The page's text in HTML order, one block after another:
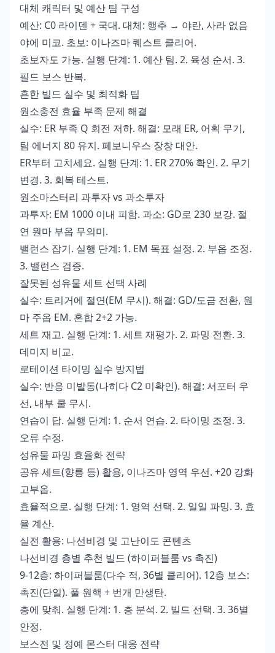
대체 캐릭터 및 예산 팀 구성
예산: C0 라이덴 + 국대. 대체: 행추 → 야란, 사라 없음
야에 미코. 초보: 이나즈마 퀘스트 클리어.
초보자도 가능. 실행 단계: 1. 예산 팀. 2. 육성 순서. 3.
필드 보스 반복.
흔한 빌드 실수 및 최적화 팁
원소충전 효율 부족 문제 해결
실수: ER 부족 Q 회전 저하. 해결: 모래 ER, 어획 무기,
팀 에너지 80 유지. 페보니우스 장창 대안.
ER부터 고치세요. 실행 단계: 1. ER 270% 확인. 2. 무기
변경. 3. 회복 테스트.
원소마스터리 과투자 vs 과소투자
과투자: EM 1000 이내 피함. 과소: GD로 230 보강. 절
연 원마 부옵 무의미.
밸런스 잡기. 실행 단계: 1. EM 목표 설정. 2. 부옵 조정.
3. 밸런스 검증.
잘못된 성유물 세트 선택 사례
실수: 트리거에 절연(EM 무시). 해결: GD/도금 전환, 원
마 주옵 EM. 혼합 2+2 가능.
세트 재고. 실행 단계: 1. 세트 재평가. 2. 파밍 전환. 3.
데미지 비교.
로테이션 타이밍 실수 방지법
실수: 반응 미발동(나히다 C2 미확인). 해결: 서포터 우
선, 내부 쿨 무시.
연습이 답. 실행 단계: 1. 순서 연습. 2. 타이밍 조정. 3.
오류 수정.
성유물 파밍 효율화 전략
공유 세트(향릉 등) 활용, 이나즈마 영역 우선. +20 강화
고부옵.
효율적으로. 실행 단계: 1. 영역 선택. 2. 일일 파밍. 3. 효
율 계산.
실전 활용: 나선비경 및 고난이도 콘텐츠
나선비경 층별 추천 빌드 (하이퍼블룸 vs 촉진)
9-12층: 하이퍼블룸(다수 적, 36별 클리어). 12층 보스:
촉진(단일). 풀 원핵 + 번개 만생탄.
층에 맞춰. 실행 단계: 1. 층 분석. 2. 빌드 선택. 3. 36별
안정.
보스전 및 정예 몬스터 대응 전략